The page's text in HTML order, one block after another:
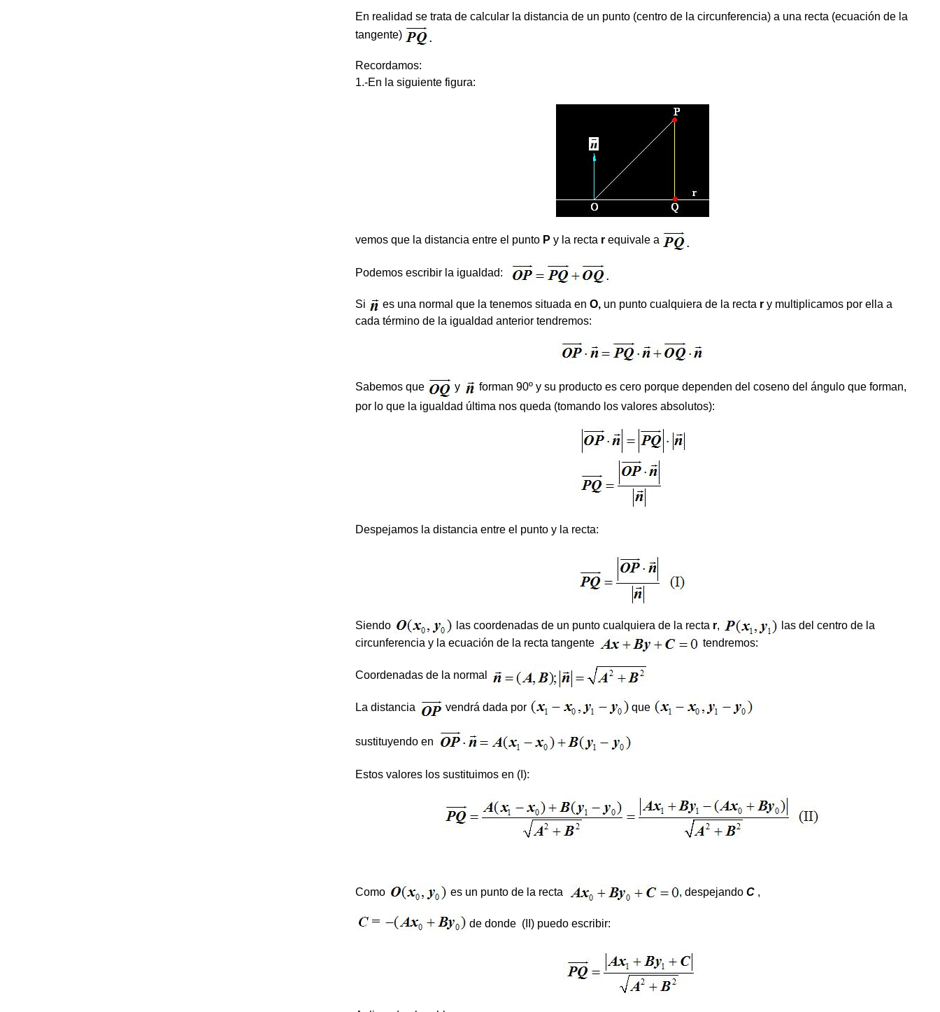
En realidad se trata de calcular la distancia de un punto (centro de la circunferencia) a una recta (ecuación de la
tangente)
Recordamos:
1.-En la siguiente figura:
vemos que la distancia entre el punto P y la recta requivale a
Podemos escribir la igualdad:
Si es una normal que la tenemos situada en O, un punto cualquiera de la recta ry multiplicamos por ella a
cada término de la igualdad anterior tendremos:
Sabemos que y
forman 90º y su producto es cero porque dependen del coseno del ángulo que forman,
por lo que la igualdad última nos queda (tomando los valores absolutos):
Despejamos la distancia entre el punto y la recta:
Siendo las coordenadas de un punto cualquiera de la recta r,
las del centro de la
circunferencia y la ecuación de la recta tangente
tendremos:
Coordenadas de la normal
La distancia vendrá dada por que
sustituyendo en
Estos valores los sustituimos en (I):
Como es un punto de la recta , despejando C,
de donde (II) puedo escribir: